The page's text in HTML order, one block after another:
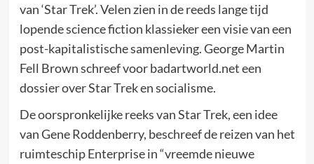
van ‘Star Trek’. Velen zien in de reeds lange tijd
lopende science fiction klassieker een visie van een
post-kapitalistische samenleving. George Martin
Fell Brown schreef voor badartworld.net een
dossier over Star Trek en socialisme.
De oorspronkelijke reeks van Star Trek, een idee
van Gene Roddenberry, beschreef de reizen van het
ruimteschip Enterprise in “vreemde nieuwe